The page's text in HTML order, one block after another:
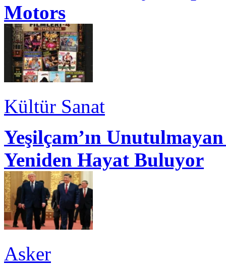
Motors
Kültür Sanat
Yeşilçam’ın
Yeniden Hayat Buluyor
Asker